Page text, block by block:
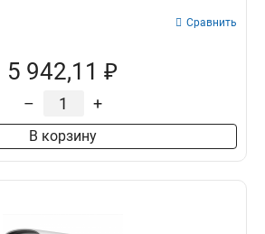
Сравнить
5 942,11 ₽
– +
В корзину